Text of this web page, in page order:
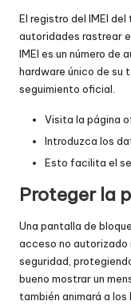
El registro del IMEI
autoridades rastrear
IMEI es un número
hardware único de su
seguimiento oficial.
Visita la página
Introduzca los
Esto facilita el
Proteger la
Una pantalla de
acceso no
seguridad,
bueno mostrar un
también animará a